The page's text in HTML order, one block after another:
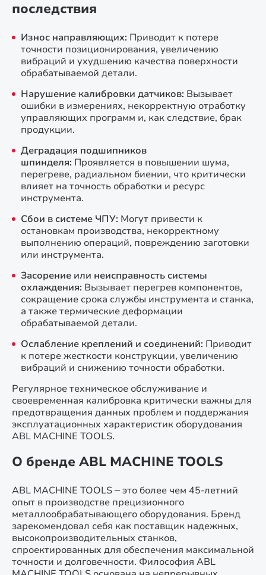
последствия
Износ направляющих: Приводит к потере
точности позиционирования, увеличению
вибраций и ухудшению качества поверхности
обрабатываемой детали.
Нарушение калибровки датчиков: Вызывает
ошибки в измерениях, некорректную отработку
управляющих программ и, как следствие, брак
продукции.
Деградация подшипников
шпинделя: Проявляется в повышении шума,
перегреве, радиальном биении, что критически
влияет на точность обработки и ресурс
инструмента.
Сбои в системе ЧПУ: Могут привести к
остановкам производства, некорректному
выполнению операций, повреждению заготовки
или инструмента.
Засорение или неисправность системы
охлаждения: Вызывает перегрев компонентов,
сокращение срока службы инструмента и станка,
а также термические деформации
обрабатываемой детали.
Ослабление креплений и соединений: Приводит
к потере жесткости конструкции, увеличению
вибраций и снижению точности обработки.
Регулярное техническое обслуживание и
своевременная калибровка критически важны для
предотвращения данных проблем и поддержания
эксплуатационных характеристик оборудования
ABL MACHINE TOOLS.
О бренде ABL MACHINE TOOLS
ABL MACHINE TOOLS – это более чем 45-летний
опыт в производстве прецизионного
металлообрабатывающего оборудования. Бренд
зарекомендовал себя как поставщик надежных,
высокопроизводительных станков,
спроектированных для обеспечения максимальной
точности и долговечности. Философия ABL